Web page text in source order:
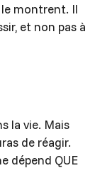
montrent. Il
et non pas à
la vie. Mais
de réagir.
dépend QUE